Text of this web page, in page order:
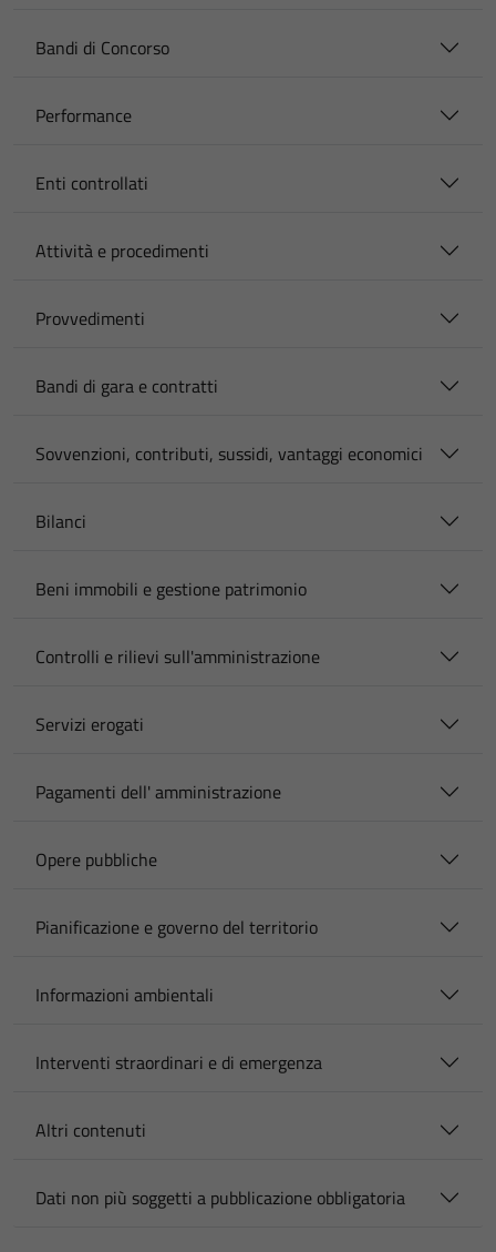
Bandi di Concorso
Performance
Enti controllati
Attività e procedimenti
Provvedimenti
Bandi di gara e contratti
Sovvenzioni, contributi, sussidi, vantaggi economici
Bilanci
Beni immobili e gestione patrimonio
Controlli e rilievi sull'amministrazione
Servizi erogati
Pagamenti dell' amministrazione
Opere pubbliche
Pianificazione e governo del territorio
Informazioni ambientali
Interventi straordinari e di emergenza
Altri contenuti
Dati non più soggetti a pubblicazione obbligatoria